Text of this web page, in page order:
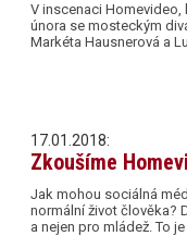
V inscenaci Homevideo,
února se mosteckým
Markéta Hausnerová a
17.01.2018:
Zkoušíme
Jak mohou sociálná
normální život člověka?
a nejen pro mládež. To